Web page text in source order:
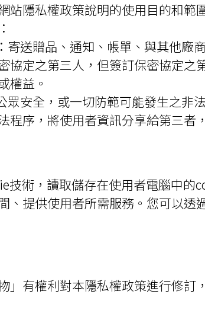
站隱私權政策說明的使用目的和
送贈品、通知、帳單、與其他廠
協定之第三人，但簽訂保密協定
權益。
安全，或一切防範可能發生之非
序，將使用者資訊分享給第三者
術，讀取儲存在使用者電腦中的
提供使用者所需服務。您可以透
」有權利對本隱私權政策進行修